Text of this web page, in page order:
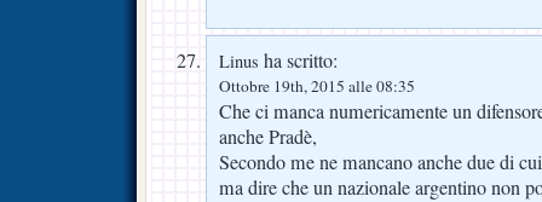
Linus ha scritto:
Ottobre 19th, 2015 alle 08:35
Che ci manca numericamente un
anche Pradè,
Secondo me ne mancano anche due di
ma dire che un nazionale argentino non